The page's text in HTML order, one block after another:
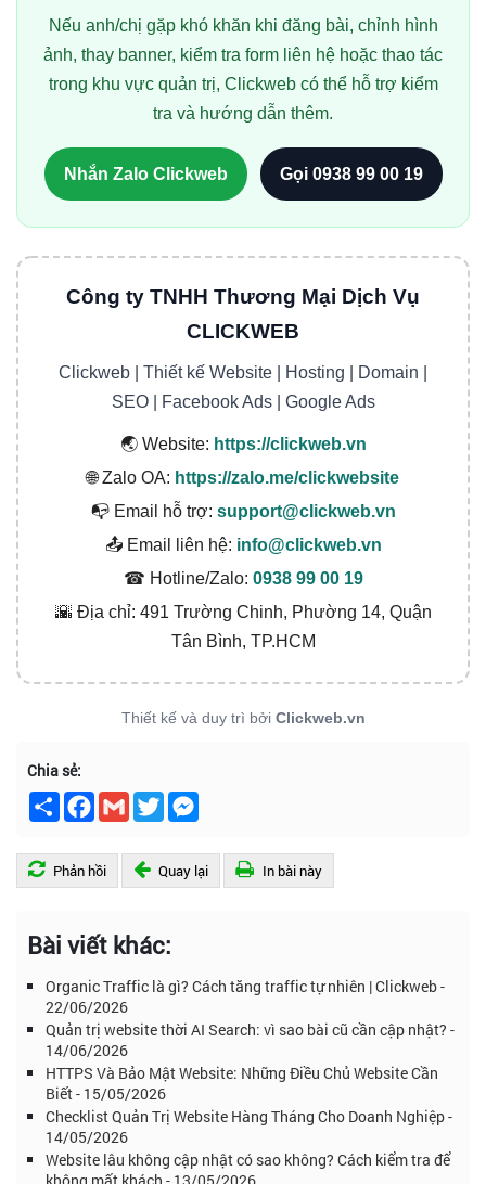
Nếu anh/chị gặp khó khăn khi đăng bài, chỉnh hình
ảnh, thay banner, kiểm tra form liên hệ hoặc thao tác
trong khu vực quản trị, Clickweb có thể hỗ trợ kiểm
tra và hướng dẫn thêm.
Nhắn Zalo Clickweb Gọi 0938 99 00 19
Công ty TNHH Thương Mại Dịch Vụ
CLICKWEB
Clickweb | Thiết kế Website | Hosting | Domain |
SEO | Facebook Ads | Google Ads
🌏 Website: https://clickweb.vn
🌐 Zalo OA: https://zalo.me/clickwebsite
📭 Email hỗ trợ: support@clickweb.vn
📤 Email liên hệ: info@clickweb.vn
☎ Hotline/Zalo: 0938 99 00 19
🌇 Địa chỉ: 491 Trường Chinh, Phường 14, Quận
Tân Bình, TP.HCM
Thiết kế và duy trì bởi Clickweb.vn
Chia sẻ:
Chia
sẻ
Facebook
GmailTwitter
Phản hồi Quay lại In bài này
Bài viết khác:
Organic Traffic là gì? Cách tăng traffic tự nhiên | Clickweb -
22/06/2026
Quản trị website thời AI Search: vì sao bài cũ cần cập nhật? -
14/06/2026
HTTPS Và Bảo Mật Website: Những Điều Chủ Website Cần
Biết - 15/05/2026
Checklist Quản Trị Website Hàng Tháng Cho Doanh Nghiệp -
14/05/2026
Website lâu không cập nhật có sao không? Cách kiểm tra để